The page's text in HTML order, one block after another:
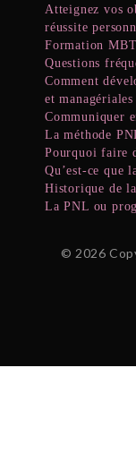
Atteignez vos
réussite
Formation
Questions
Comment
et managériales
Communiquer
La méthode
Pourquoi faire
Qu’est-ce que
Historique de
La PNL ou
© 2026